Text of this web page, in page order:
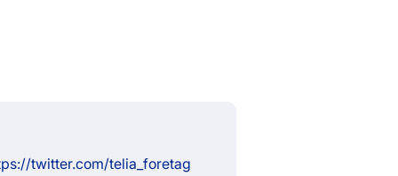
twitter.com/telia_foretag